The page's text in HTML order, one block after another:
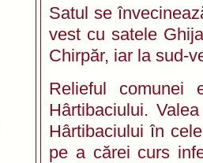
Satul se
vest cu satele
Chirpăr, iar la sud-
Relieful
Hârtibaciului.
Hârtibaciului în
pe a cărei curs